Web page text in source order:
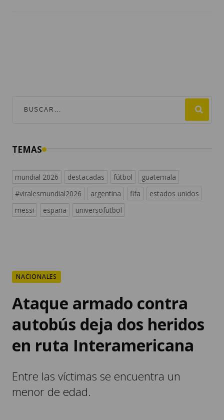
mundial 2026
messi
españa universofutbol
Ataque armado contra
autobús deja dos heridos
en ruta Interamericana
Entre las víctimas se encuentra un